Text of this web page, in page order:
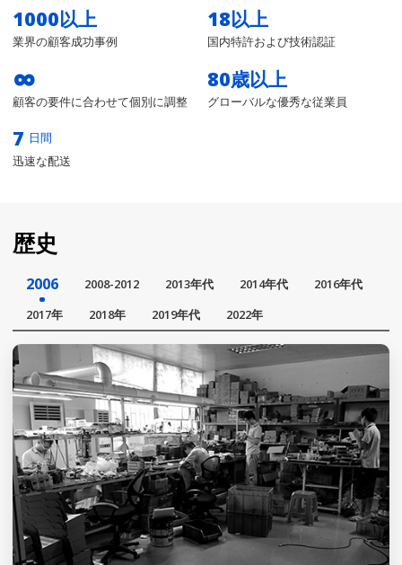
1000以上
業界の顧客成功事例
18以上
国内特許および技術認証
∞
顧客の要件に合わせて個別に調整
80歳以上
グローバルな優秀な従業員
7 日間
迅速な配送
歴史
2006 2008-2012 2013年代 2014年代
2016年代
2017年
2018年 2019年代 2022年